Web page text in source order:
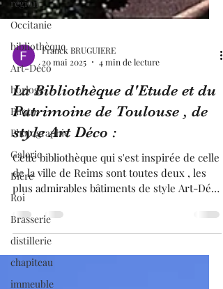
région
Occitanie
bibliothèque
Art-Déco
horloge
Photo
Photographie
Galerie
Bière
Roi
Brasserie
distillerie
chapiteau
immeuble
Franck BRUGUIERE
20 mai 2025
4 min de lecture
La Bibliothèque d'Etude et du
Patrimoine de Toulouse , de
style Art Déco :
Cette bibliothèque qui s'est inspirée de celle
de la ville de Reims sont toutes deux , les
plus admirables bâtiments de style Art-Déco
en France !!! . Celle de Toulouse se
caractérise par de nombreuses décorations,
plus surprenantes les unes que les autres.
La star incontestée de ces lieux est la